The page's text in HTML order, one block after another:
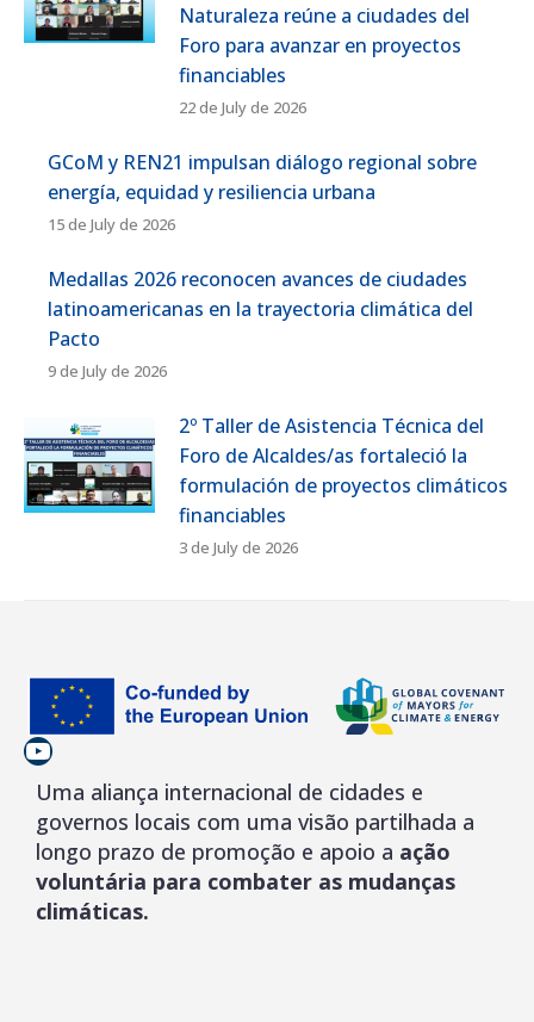
Naturaleza reúne a ciudades del
Foro para avanzar en proyectos
financiables
22 de July de 2026
GCoM y REN21 impulsan diálogo regional sobre
energía, equidad y resiliencia urbana
15 de July de 2026
Medallas 2026 reconocen avances de ciudades
latinoamericanas en la trayectoria climática del
Pacto
9 de July de 2026
2º Taller de Asistencia Técnica del
Foro de Alcaldes/as fortaleció la
formulación de proyectos climáticos
financiables
3 de July de 2026
YouTube
Uma aliança internacional de cidades e
governos locais com uma visão partilhada a
longo prazo de promoção e apoio a ação
voluntária para combater as mudanças
climáticas.